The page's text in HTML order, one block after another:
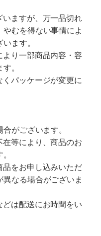
ますが、万一品切れ
むを得ない事情によ
ます。
り一部商品内容・容
。
パッケージが変更に
がございます。
等により、商品のお
をお申し込みいただ
なる場合がございま
は配送にお時間をい